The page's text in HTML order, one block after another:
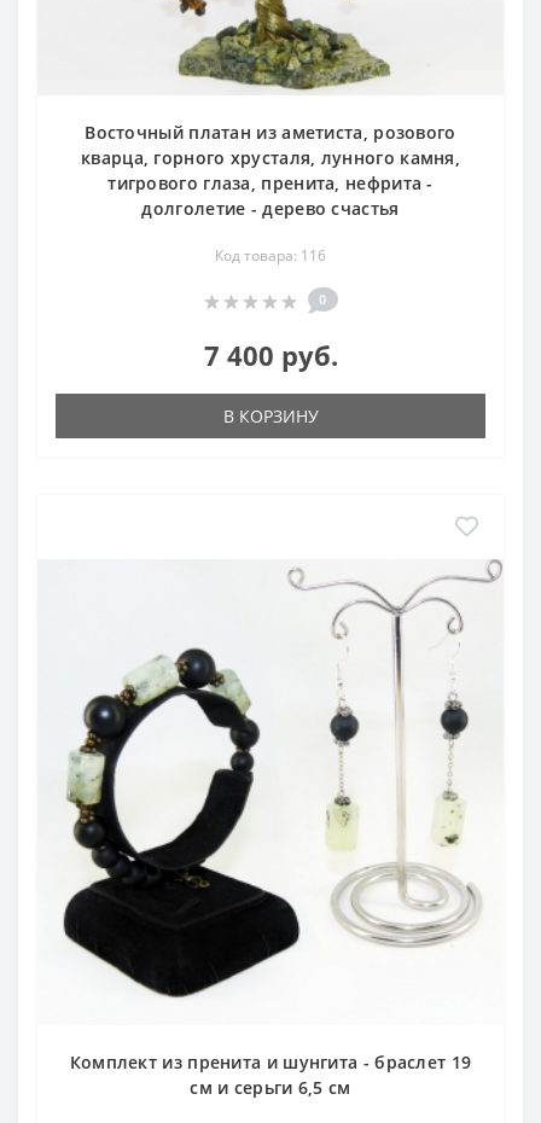
Восточный платан из аметиста, розового
кварца, горного хрусталя, лунного камня,
тигрового глаза, пренита, нефрита -
долголетие - дерево счастья
Код товара: 116
0
7 400 руб.
В КОРЗИНУ
Комплект из пренита и шунгита - браслет 19
см и серьги 6,5 см